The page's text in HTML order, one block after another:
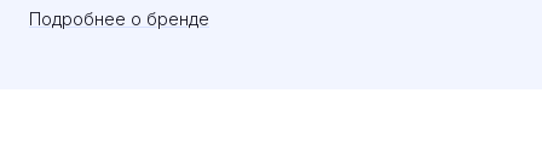
Подробнее о бренде